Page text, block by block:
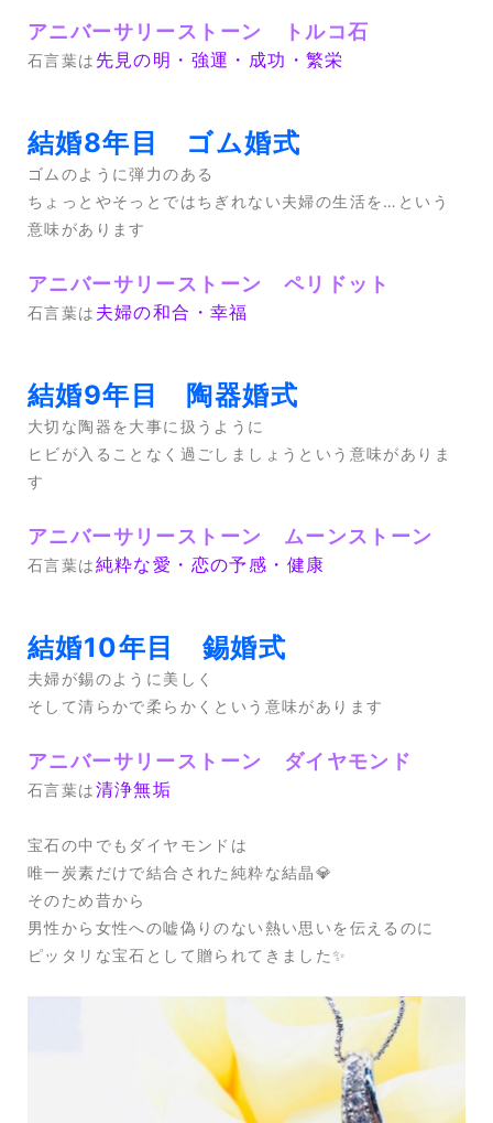
アニバーサリーストーン トルコ石
石言葉は 先見の明・強運・成功・繁栄
結婚8年目 ゴム婚式
ゴムのように弾力のある
ちょっとやそっとではちぎれない夫婦の生活を…という
意味があります
アニバーサリーストーン ペリドット
石言葉は 夫婦の和合・幸福
結婚9年目 陶器婚式
大切な陶器を大事に扱うように
ヒビが入ることなく過ごしましょうという意味がありま
す
アニバーサリーストーン ムーンストーン
石言葉は純粋な愛・恋の予感・健康
結婚10年目 錫婚式
夫婦が錫のように美しく
そして清らかで柔らかくという意味があります
アニバーサリーストーン ダイヤモンド
石言葉は清浄無垢
宝石の中でもダイヤモンドは
唯一炭素だけで結合された純粋な結晶💎
そのため昔から
男性から女性への嘘偽りのない熱い思いを伝えるのに
ピッタリな宝石として贈られてきました✨